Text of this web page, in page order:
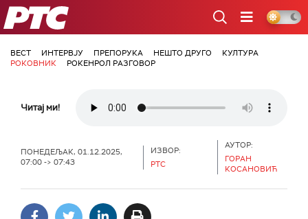
РТС
ВЕСТ ИНТЕРВЈУ ПРЕПОРУКА НЕШТО ДРУГО
КУЛТУРА
РОКОВНИК
РОКЕНРОЛ РАЗГОВОР
Читај ми!
ПОНЕДЕЉАК, 01.12.2025,
07:00 -> 07:43
ИЗВОР:
РТС
АУТОР:
ГОРАН
КОСАНОВИЋ